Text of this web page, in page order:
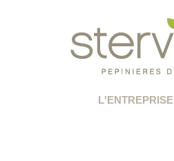
L'ENTREPRISE